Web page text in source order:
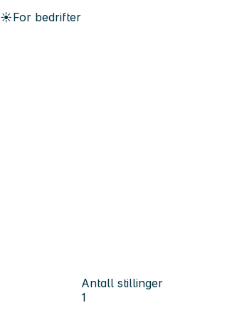
☀️For bedrifter
Antall stillinger
1